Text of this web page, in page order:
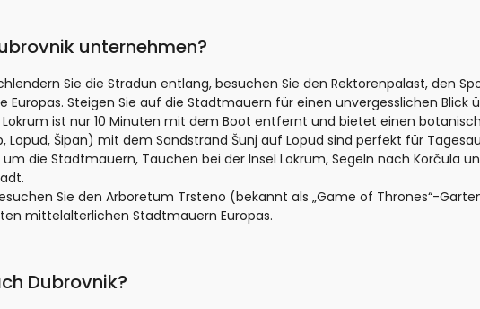
unternehmen?
Sie die Stradun entlang, besuchen Sie den Rektorenpalast, den
Steigen Sie auf die Stadtmauern für einen unvergesslichen Blick
ist nur 10 Minuten mit dem Boot entfernt und bietet einen
Lopud, Šipan) mit dem Sandstrand Šunj auf Lopud sind perfekt für
die Stadtmauern, Tauchen bei der Insel Lokrum, Segeln nach Korčula
Sie den Arboretum Trsteno (bekannt als „Game of Thrones“-
mittelalterlichen Stadtmauern Europas.
Dubrovnik?